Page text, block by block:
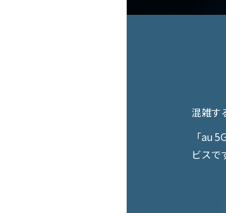
混雑す
「au
ビスで